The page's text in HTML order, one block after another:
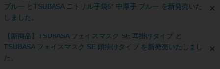
ブルー とTSUBASA ニトリル手袋5⁺ 中厚手 ブルー を新発売いた
しました。
【新商品】TSUBASA フェイスマスク SE 耳掛けタイプ と
TSUBASA フェイスマスク SE 頭掛けタイプ を新発売いたしまし
た。